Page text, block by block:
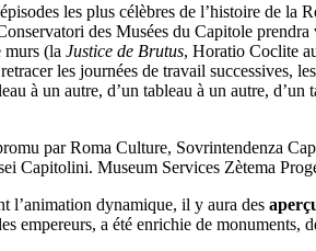
les plus célèbres de l’histoire de
des Musées du Capitole
murs (la Justice de Brutus, Horatio Coclite
les journées de travail successives,
à un autre, d’un tableau à un autre, d’un
par Roma Culture, Sovrintendenza
Capitolini. Museum Services Zètema
l’animation dynamique, il y aura des
empereurs, a été enrichie de monuments,